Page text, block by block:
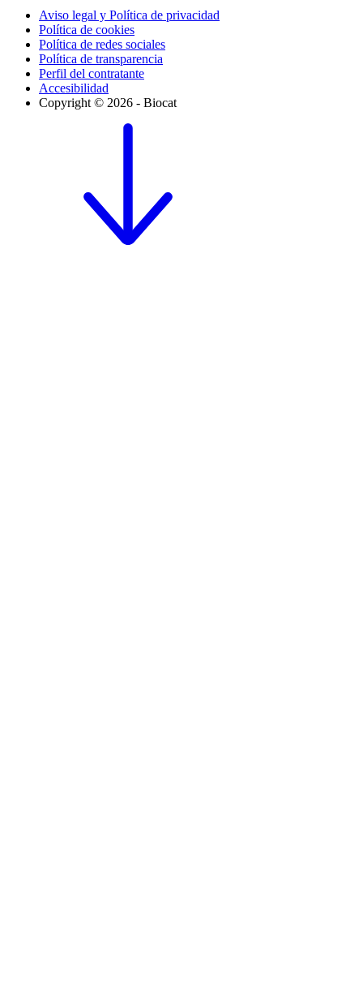
Aviso legal y Política de privacidad
Política de cookies
Política de redes sociales
Política de transparencia
Perfil del contratante
Accesibilidad
Copyright © 2026 - Biocat